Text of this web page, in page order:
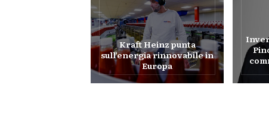
Kraft Heinz punta
sull’energia rinnovabile in
Europa